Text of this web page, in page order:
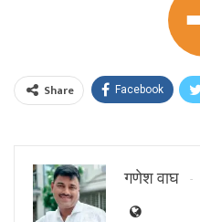
Share Facebook
गणेश वाघ